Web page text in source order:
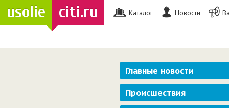
usolie citi.ru Каталог Новости
Главные новости
Происшествия